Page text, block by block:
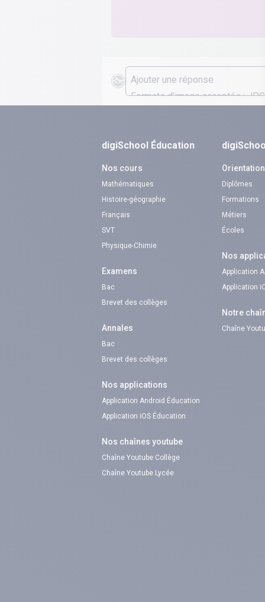
digiSchool Éducation
Nos cours
Mathématiques
Histoire-géographie
Français
SVT
Physique-Chimie
Examens
Bac
Brevet des collèges
Annales
Bac
Brevet des collèges
Nos applications
Application Android Éducation
Application iOS Éducation
Nos chaînes youtube
Chaîne Youtube Collège
Chaîne Youtube Lycée
Orientation
Diplômes
Formations
Métiers
Écoles
Nos
Application
Application
Notre
Chaîne